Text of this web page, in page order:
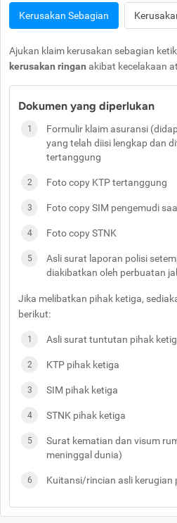
Kerusakan Sebagian
Ajukan klaim kerusakan sebagian
kerusakan ringan akibat kecelakaan
Dokumen yang diperlukan
Formulir klaim asuransi
yang telah diisi lengkap dan
tertanggung
Foto copy KTP tertanggung
Foto copy SIM pengemudi
Foto copy STNK
Asli surat laporan polisi
diakibatkan oleh perbuatan
Jika melibatkan pihak ketiga,
berikut:
Asli surat tuntutan pihak
KTP pihak ketiga
SIM pihak ketiga
STNK pihak ketiga
Surat kematian dan visum
meninggal dunia)
Kuitansi/rincian asli kerugian